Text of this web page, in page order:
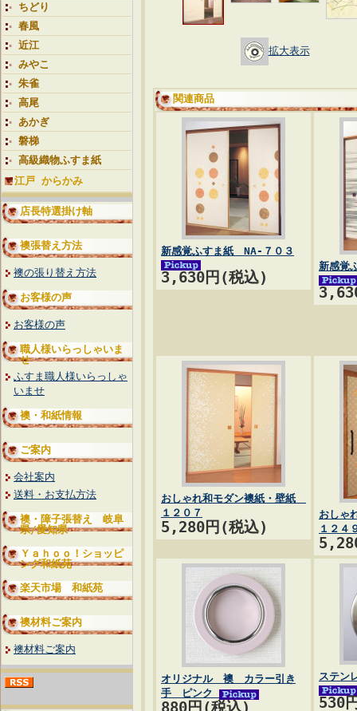
ちどり
春風
近江
みやこ
朱雀
高尾
あかぎ
磐梯
高級織物ふすま紙
江戸 からかみ
店長特選掛け軸
襖張替え方法
襖の張り替え方法
お客様の声
お客様の声
職人様いらっしゃいま
せ
ふすま職人様いらっしゃ
いませ
襖・和紙情報
ご案内
会社案内
送料・お支払方法
襖・障子張替え 岐阜
県/愛知県
Ｙａｈｏｏ！ショッピ
ング和紙苑
楽天市場 和紙苑
襖材料ご案内
襖材料ご案内
拡大表示
関連商品
新感覚ふすま紙 NA-７０３
3,630円(税込)
新感覚
おしゃれ和モダン襖紙・壁紙
１２０７
5,280円(税込)
おしゃ
１２
オリジナル 襖 カラー引き
手 ピンク
880円(税込)
ステ
530